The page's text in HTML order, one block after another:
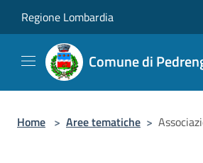
Regione Lombardia
Comune di
Home > Aree tematiche >